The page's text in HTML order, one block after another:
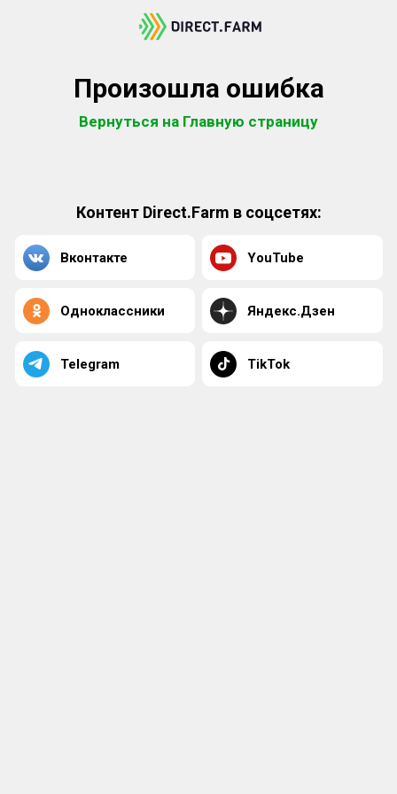
Произошла ошибка
Вернуться на Главную страницу
Контент Direct.Farm в соцсетях:
Вконтакте YouTube
Одноклассники Яндекс.Дзен
Telegram TikTok